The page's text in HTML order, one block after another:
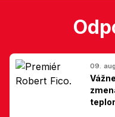
09.